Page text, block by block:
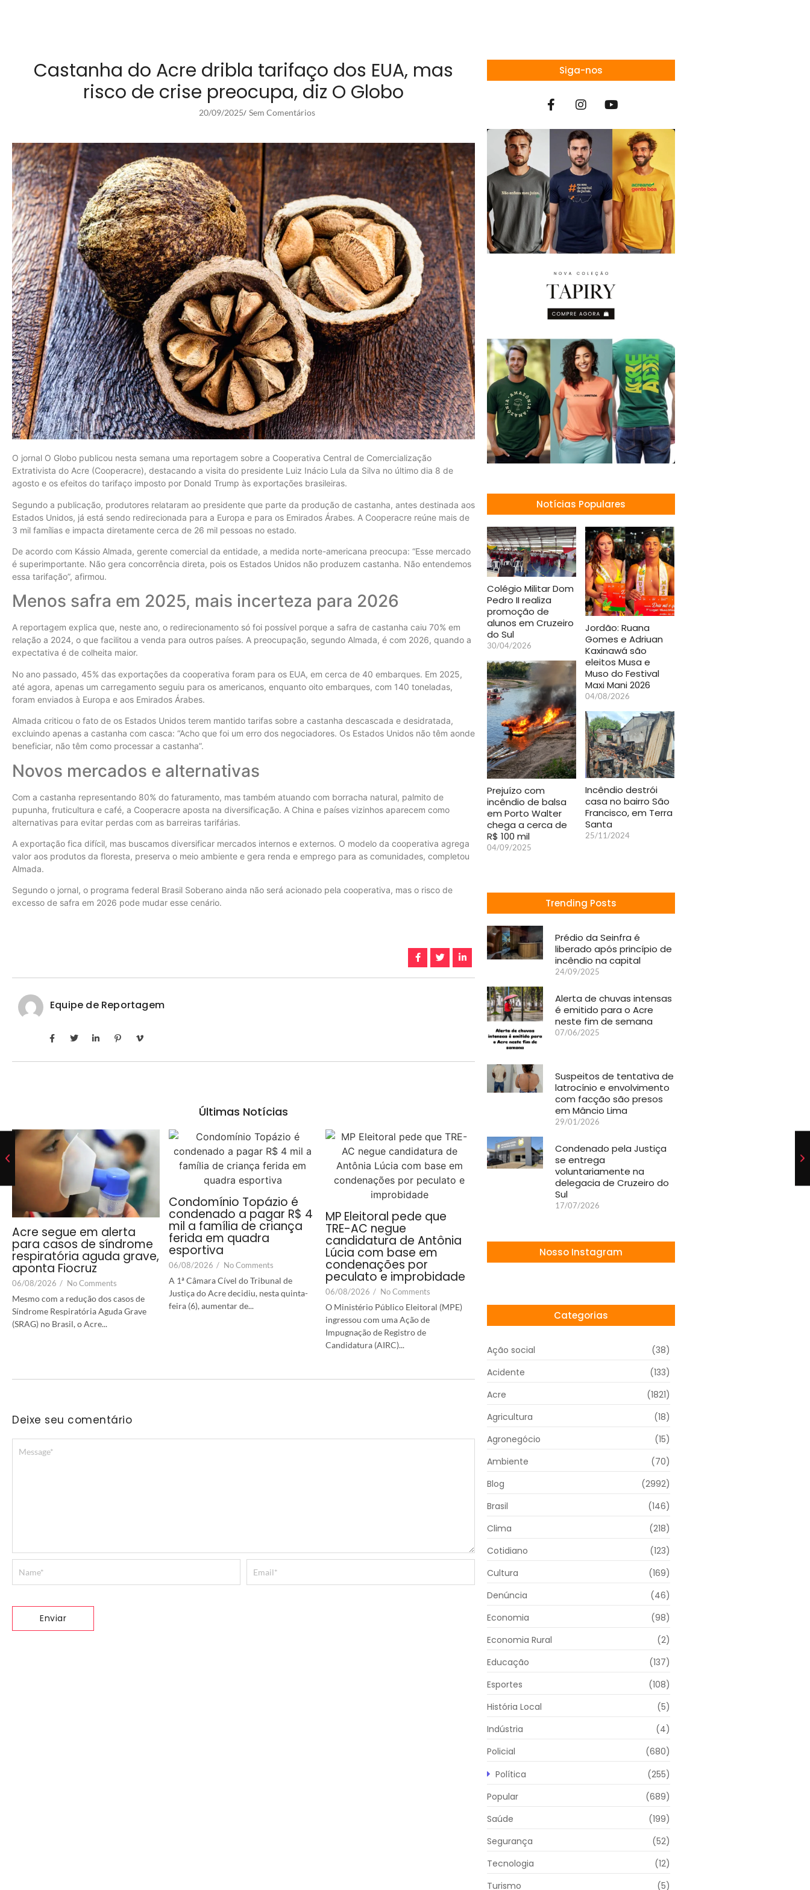
Castanha do Acre dribla tarifaço dos EUA, mas
risco de crise preocupa, diz O Globo
20/09/2025/ Sem Comentários
O jornal O Globo publicou nesta semana uma reportagem sobre a Cooperativa Central de Comercialização
Extrativista do Acre (Cooperacre), destacando a visita do presidente Luiz Inácio Lula da Silva no último dia 8 de
agosto e os efeitos do tarifaço imposto por Donald Trump às exportações brasileiras.
Segundo a publicação, produtores relataram ao presidente que parte da produção de castanha, antes destinada aos
Estados Unidos, já está sendo redirecionada para a Europa e para os Emirados Árabes. A Cooperacre reúne mais de
3 mil famílias e impacta diretamente cerca de 26 mil pessoas no estado.
De acordo com Kássio Almada, gerente comercial da entidade, a medida norte-americana preocupa: “Esse mercado
é superimportante. Não gera concorrência direta, pois os Estados Unidos não produzem castanha. Não entendemos
essa tarifação”, afirmou.
Menos safra em 2025, mais incerteza para 2026
A reportagem explica que, neste ano, o redirecionamento só foi possível porque a safra de castanha caiu 70% em
relação a 2024, o que facilitou a venda para outros países. A preocupação, segundo Almada, é com 2026, quando a
expectativa é de colheita maior.
No ano passado, 45% das exportações da cooperativa foram para os EUA, em cerca de 40 embarques. Em 2025,
até agora, apenas um carregamento seguiu para os americanos, enquanto oito embarques, com 140 toneladas,
foram enviados à Europa e aos Emirados Árabes.
Almada criticou o fato de os Estados Unidos terem mantido tarifas sobre a castanha descascada e desidratada,
excluindo apenas a castanha com casca: “Acho que foi um erro dos negociadores. Os Estados Unidos não têm aonde
beneficiar, não têm como processar a castanha”.
Novos mercados e alternativas
Com a castanha representando 80% do faturamento, mas também atuando com borracha natural, palmito de
pupunha, fruticultura e café, a Cooperacre aposta na diversificação. A China e países vizinhos aparecem como
alternativas para evitar perdas com as barreiras tarifárias.
A exportação fica difícil, mas buscamos diversificar mercados internos e externos. O modelo da cooperativa agrega
valor aos produtos da floresta, preserva o meio ambiente e gera renda e emprego para as comunidades, completou
Almada.
Segundo o jornal, o programa federal Brasil Soberano ainda não será acionado pela cooperativa, mas o risco de
excesso de safra em 2026 pode mudar esse cenário.
Equipe de Reportagem
Últimas Notícias
Acre segue em alerta
para casos de síndrome
respiratória aguda grave,
aponta Fiocruz
06/08/2026 / No Comments
Mesmo com a redução dos casos de
Síndrome Respiratória Aguda Grave
(SRAG) no Brasil, o Acre...
Condomínio Topázio é
condenado a pagar R$ 4
mil a família de criança
ferida em quadra
esportiva
06/08/2026 / No Comments
A 1ª Câmara Cível do Tribunal de
Justiça do Acre decidiu, nesta quinta-
feira (6), aumentar de...
MP Eleitoral pede que
TRE-AC negue
candidatura de Antônia
Lúcia com base em
condenações por
peculato e improbidade
06/08/2026 / No Comments
O Ministério Público Eleitoral (MPE)
ingressou com uma Ação de
Impugnação de Registro de
Candidatura (AIRC)...
Deixe seu comentário
Siga-nos
Notícias Populares
Colégio Militar Dom
Pedro II realiza
promoção de
alunos em Cruzeiro
do Sul
30/04/2026
Jordão: Ruana
Gomes e Adriuan
Kaxinawá são
eleitos Musa e
Muso do Festival
Maxi Mani 2026
04/08/2026
Prejuízo com
incêndio de balsa
em Porto Walter
chega a cerca de
R$ 100 mil
04/09/2025
Incêndio destrói
casa no bairro São
Francisco, em Terra
Santa
25/11/2024
Trending Posts
Prédio da Seinfra é
liberado após princípio de
incêndio na capital
24/09/2025
Alerta de chuvas intensas
é emitido para o Acre
neste fim de semana
07/06/2025
Suspeitos de tentativa de
latrocínio e envolvimento
com facção são presos
em Mâncio Lima
29/01/2026
Condenado pela Justiça
se entrega
voluntariamente na
delegacia de Cruzeiro do
Sul
17/07/2026
Nosso Instagram
Categorias
Ação social
(38)
Acidente
(133)
Acre
(1821)
Agricultura
(18)
Agronegócio
(15)
Ambiente
(70)
Blog
(2992)
Brasil
(146)
Clima
(218)
Cotidiano
(123)
Cultura
(169)
Denúncia
(46)
Economia
(98)
Economia Rural
(2)
Educação
(137)
Esportes
(108)
História Local
(5)
Indústria
(4)
Policial
(680)
Política
(255)
Popular
(689)
Saúde
(199)
Segurança
(52)
Tecnologia
(12)
Turismo
(5)